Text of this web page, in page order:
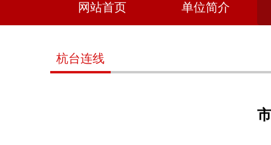
网站首页 单位简介
杭台连线